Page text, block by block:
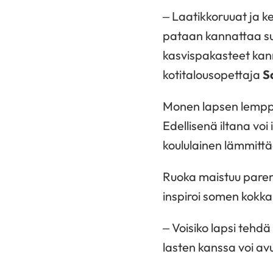
– Laatikkoruuat ja
pataan kannattaa
kasvispakasteet
kotitalousopettaja
Monen lapsen
Edellisenä iltana
koululainen
Ruoka maistuu
inspiroi somen
– Voisiko lapsi
lasten kanssa voi